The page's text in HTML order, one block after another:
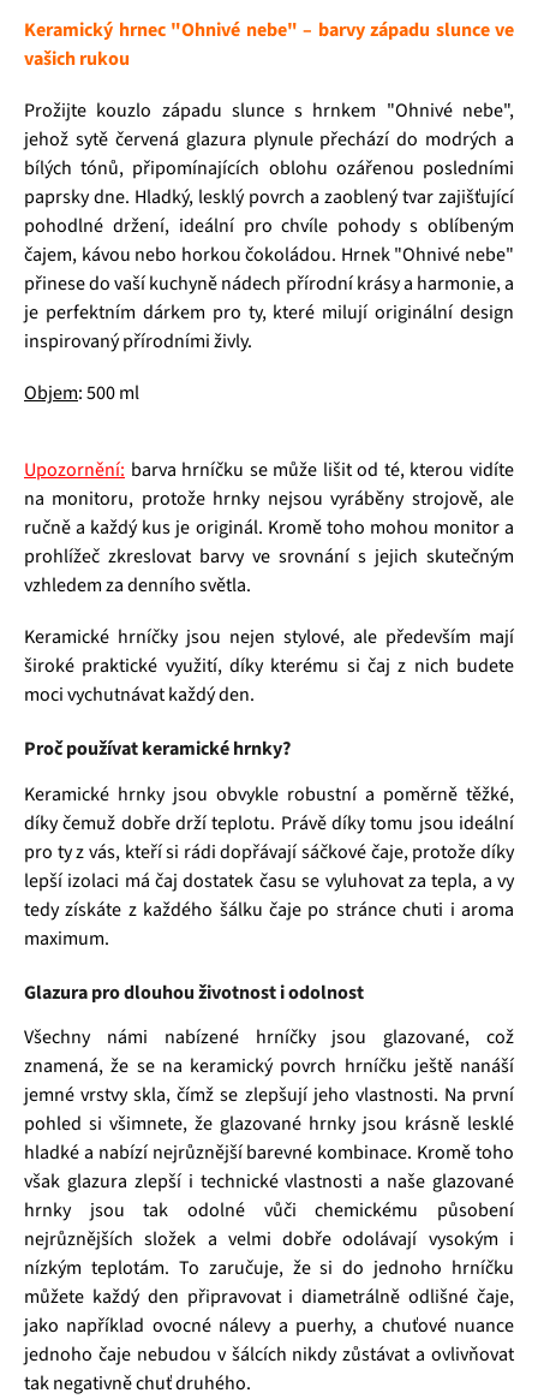
Keramický hrnec "Ohnivé nebe" – barvy západu slunce ve
vašich rukou
Prožijte kouzlo západu slunce s hrnkem "Ohnivé nebe",
jehož sytě červená glazura plynule přechází do modrých a
bílých tónů, připomínajících oblohu ozářenou posledními
paprsky dne. Hladký, lesklý povrch a zaoblený tvar zajišťující
pohodlné držení, ideální pro chvíle pohody s oblíbeným
čajem, kávou nebo horkou čokoládou. Hrnek "Ohnivé nebe"
přinese do vaší kuchyně nádech přírodní krásy a harmonie, a
je perfektním dárkem pro ty, které milují originální design
inspirovaný přírodními živly.
Objem: 500 ml
Upozornění: barva hrníčku se může lišit od té, kterou vidíte
na monitoru, protože hrnky nejsou vyráběny strojově, ale
ručně a každý kus je originál. Kromě toho mohou monitor a
prohlížeč zkreslovat barvy ve srovnání s jejich skutečným
vzhledem za denního světla.
Keramické hrníčky jsou nejen stylové, ale především mají
široké praktické využití, díky kterému si čaj z nich budete
moci vychutnávat každý den.
Proč používat keramické hrnky?
Keramické hrnky jsou obvykle robustní a poměrně těžké,
díky čemuž dobře drží teplotu. Právě díky tomu jsou ideální
pro ty z vás, kteří si rádi dopřávají sáčkové čaje, protože díky
lepší izolaci má čaj dostatek času se vyluhovat za tepla, a vy
tedy získáte z každého šálku čaje po stránce chuti i aroma
maximum.
Glazura pro dlouhou životnost i odolnost
Všechny námi nabízené hrníčky jsou glazované, což
znamená, že se na keramický povrch hrníčku ještě nanáší
jemné vrstvy skla, čímž se zlepšují jeho vlastnosti. Na první
pohled si všimnete, že glazované hrnky jsou krásně lesklé
hladké a nabízí nejrůznější barevné kombinace. Kromě toho
však glazura zlepší i technické vlastnosti a naše glazované
hrnky jsou tak odolné vůči chemickému působení
nejrůznějších složek a velmi dobře odolávají vysokým i
nízkým teplotám. To zaručuje, že si do jednoho hrníčku
můžete každý den připravovat i diametrálně odlišné čaje,
jako například ovocné nálevy a puerhy, a chuťové nuance
jednoho čaje nebudou v šálcích nikdy zůstávat a ovlivňovat
tak negativně chuť druhého.